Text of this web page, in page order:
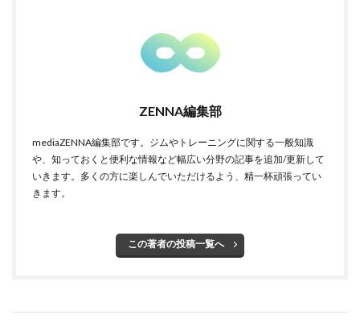
ZENNA編集部
mediaZENNA編集部です。ジムやトレーニングに関する一般知識
や、知っておくと便利な情報など幅広い分野の記事を追加/更新して
いきます。多くの方に楽しんでいただけるよう、精一杯頑張ってい
きます。
この著者の投稿一覧へ